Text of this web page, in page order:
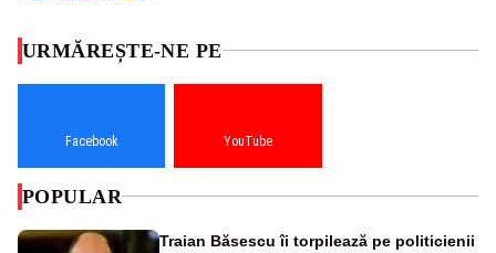
URMĂREȘTE-NE PE
Facebook YouTube
POPULAR
Traian Băsescu îi torpilează pe politicienii